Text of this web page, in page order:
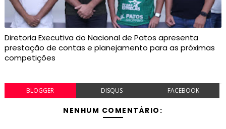
Diretoria Executiva do Nacional de Patos apresenta
prestação de contas e planejamento para as próximas
competições
BLOGGER DISQUS FACEBOOK
NENHUM COMENTÁRIO: